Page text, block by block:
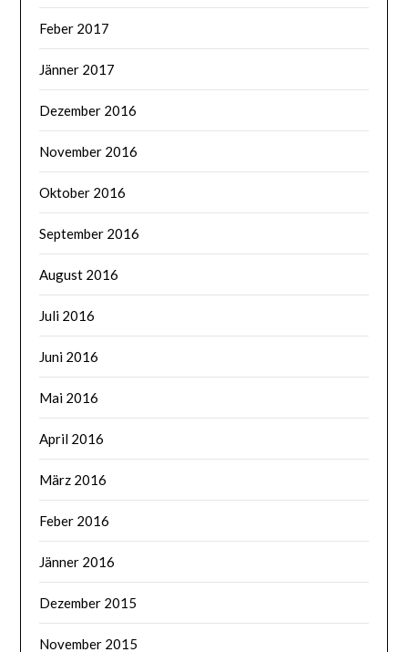
Feber 2017
Jänner 2017
Dezember 2016
November 2016
Oktober 2016
September 2016
August 2016
Juli 2016
Juni 2016
Mai 2016
April 2016
März 2016
Feber 2016
Jänner 2016
Dezember 2015
November 2015